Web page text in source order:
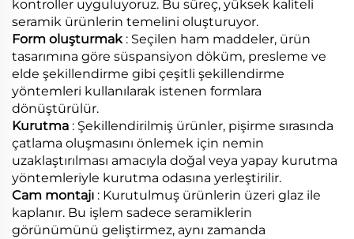
kontroller uyguluyoruz. Bu süreç, yüksek kaliteli
seramik ürünlerin temelini oluşturuyor.
Form oluşturmak : Seçilen ham maddeler, ürün
tasarımına göre süspansiyon döküm, presleme ve
elde şekillendirme gibi çeşitli şekillendirme
yöntemleri kullanılarak istenen formlara
dönüştürülür.
Kurutma : Şekillendirilmiş ürünler, pişirme sırasında
çatlama oluşmasını önlemek için nemin
uzaklaştırılması amacıyla doğal veya yapay kurutma
yöntemleriyle kurutma odasına yerleştirilir.
Cam montajı : Kurutulmuş ürünlerin üzeri glaz ile
kaplanır. Bu işlem sadece seramiklerin
görünümünü geliştirmez, aynı zamanda